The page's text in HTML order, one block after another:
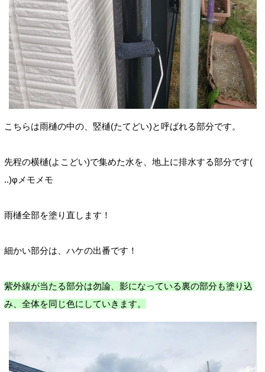
こちらは雨樋の中の、竪樋(たてどい)と呼ばれる部分です。
先程の横樋(よこどい)で集めた水を、地上に排水する部分です(
..)φメモメモ
雨樋全部を塗り直します！
細かい部分は、ハケの出番です！
紫外線が当たる部分は勿論、影になっている裏の部分も塗り込
み、全体を同じ色にしていきます。